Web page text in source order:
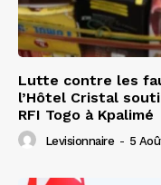
Lutte contre les
l’Hôtel Cristal
RFI Togo à Kpalimé
Levisionnaire - 5